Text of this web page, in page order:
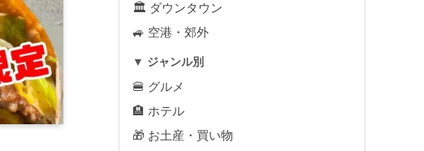
🏛 ダウンタウン
🚙 空港・郊外
▼ ジャンル別
🍔 グルメ
🏨 ホテル
🎁 お土産・買い物